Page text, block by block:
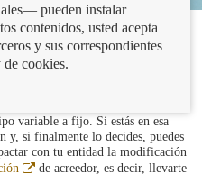
deja de subir y encarece las
clientes bancarios se están
variable a fijo. Si estás en esa
y, si finalmente lo decides, puedes
con tu entidad la modificación
Abre
de acreedor, es decir, llevarte
pueden instalar
contenidos, usted acepta
y sus correspondientes
cookies.